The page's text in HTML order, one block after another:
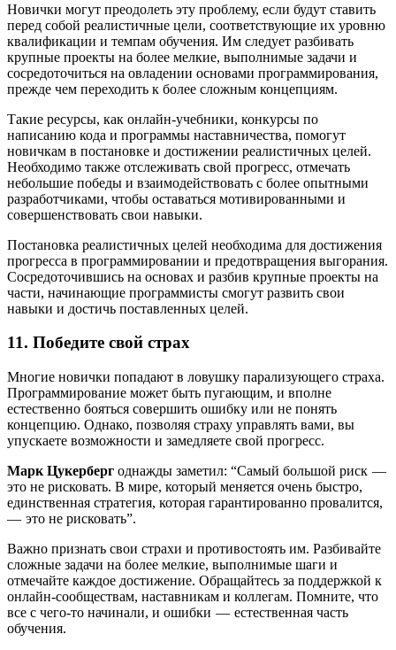
Новички могут преодолеть эту проблему, если будут ставить
перед собой реалистичные цели, соответствующие их уровню
квалификации и темпам обучения. Им следует разбивать
крупные проекты на более мелкие, выполнимые задачи и
сосредоточиться на овладении основами программирования,
прежде чем переходить к более сложным концепциям.
Такие ресурсы, как онлайн-учебники, конкурсы по
написанию кода и программы наставничества, помогут
новичкам в постановке и достижении реалистичных целей.
Необходимо также отслеживать свой прогресс, отмечать
небольшие победы и взаимодействовать с более опытными
разработчиками, чтобы оставаться мотивированными и
совершенствовать свои навыки.
Постановка реалистичных целей необходима для достижения
прогресса в программировании и предотвращения выгорания.
Сосредоточившись на основах и разбив крупные проекты на
части, начинающие программисты смогут развить свои
навыки и достичь поставленных целей.
11. Победите свой страх
Многие новички попадают в ловушку парализующего страха.
Программирование может быть пугающим, и вполне
естественно бояться совершить ошибку или не понять
концепцию. Однако, позволяя страху управлять вами, вы
упускаете возможности и замедляете свой прогресс.
Марк Цукерберг однажды заметил: “Самый большой риск —
это не рисковать. В мире, который меняется очень быстро,
единственная стратегия, которая гарантированно провалится,
— это не рисковать”.
Важно признать свои страхи и противостоять им. Разбивайте
сложные задачи на более мелкие, выполнимые шаги и
отмечайте каждое достижение. Обращайтесь за поддержкой к
онлайн-сообществам, наставникам и коллегам. Помните, что
все с чего-то начинали, и ошибки — естественная часть
обучения.